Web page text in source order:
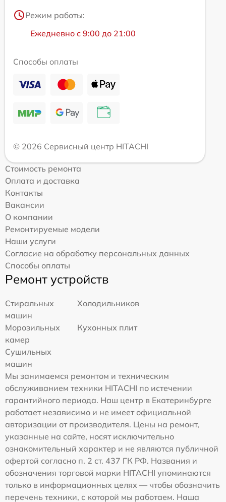
Режим работы:
Ежедневно с 9:00 до 21:00
Способы оплаты
© 2026 Сервисный центр HITACHI
Стоимость ремонта
Оплата и доставка
Контакты
Вакансии
О компании
Ремонтируемые модели
Наши услуги
Согласие на обработку персональных данных
Способы оплаты
Ремонт устройств
Стиральных
машин
Холодильников
Морозильных
камер
Кухонных плит
Сушильных
машин
Мы занимаемся ремонтом и техническим
обслуживанием техники HITACHI по истечении
гарантийного периода. Наш центр в Екатеринбурге
работает независимо и не имеет официальной
авторизации от производителя. Цены на ремонт,
указанные на сайте, носят исключительно
ознакомительный характер и не являются публичной
офертой согласно п. 2 ст. 437 ГК РФ. Названия и
обозначения торговой марки HITACHI упоминаются
только в информационных целях — чтобы обозначить
перечень техники, с которой мы работаем. Наша